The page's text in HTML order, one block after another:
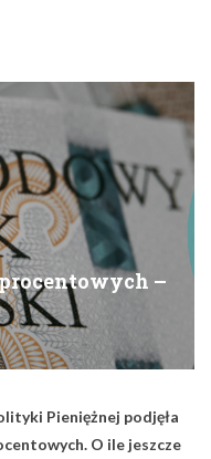
–
Pieniężnej podjęła
O ile jeszcze